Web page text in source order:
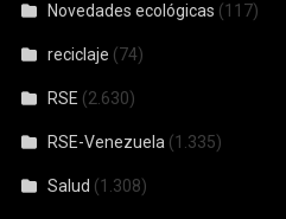
Novedades ecológicas (117)
reciclaje (74)
RSE (2.630)
RSE-Venezuela (1.335)
Salud (1.308)